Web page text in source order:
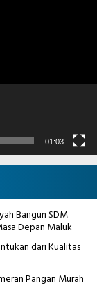
01:03
Bangun SDM
Depan Maluk
dari Kualitas
Pangan Murah